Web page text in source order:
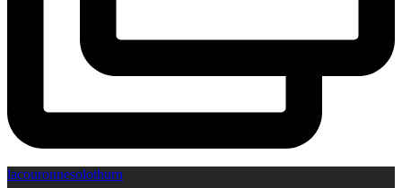
lacouronnesolothurn